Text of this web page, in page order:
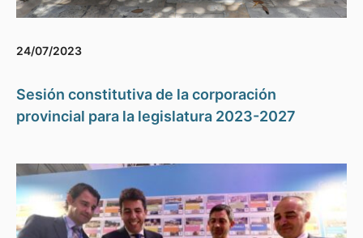
24/07/2023
Sesión constitutiva de la corporación
provincial para la legislatura 2023-2027